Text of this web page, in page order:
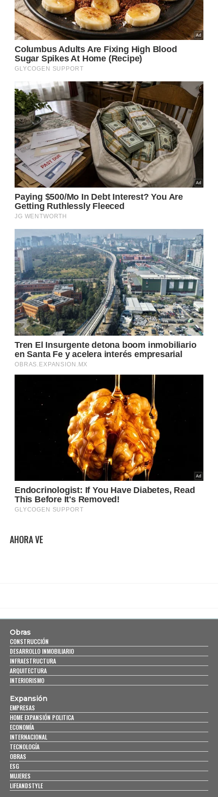
AHORA VE
Obras
CONSTRUCCIÓN
DESARROLLO INMOBILIARIO
INFRAESTRUCTURA
ARQUITECTURA
INTERIORISMO
Expansión
EMPRESAS
HOME EXPANSIÓN POLITICA
ECONOMÍA
INTERNACIONAL
TECNOLOGÍA
OBRAS
ESG
MUJERES
LIFEANDSTYLE